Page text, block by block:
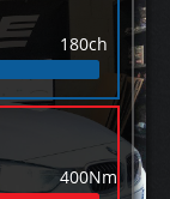
180ch
400Nm